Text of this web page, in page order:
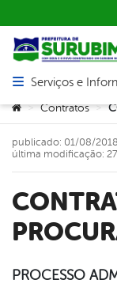
Abrir menu
Serviços e
Você está aqui:
> Contratos >
CONTRATO Nº 010/2018 –
publicado: 01/08/
última modificação:
PROCESSO